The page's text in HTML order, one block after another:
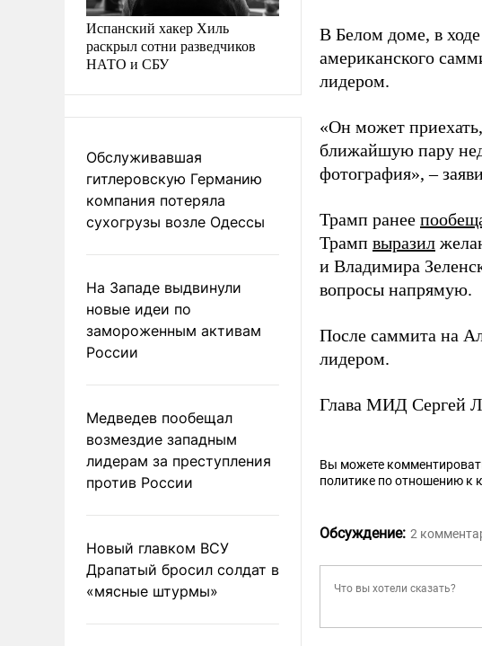
Испанский хакер Хиль
раскрыл сотни разведчиков
НАТО и СБУ
Обслуживавшая
гитлеровскую Германию
компания потеряла
сухогрузы возле Одессы
На Западе выдвинули
новые идеи по
замороженным активам
России
Медведев пообещал
возмездие западным
лидерам за преступления
против России
Новый главком ВСУ
Драпатый бросил солдат в
«мясные штурмы»
В Белом доме, в
американского
лидером.
«Он может
ближайшую пару
фотография», –
Трамп ранее
Трамп выразил
и Владимира
вопросы напрямую.
После саммита на
лидером.
Глава МИД Сергей
Вы можете
политике по отношению к
Обсуждение: 2